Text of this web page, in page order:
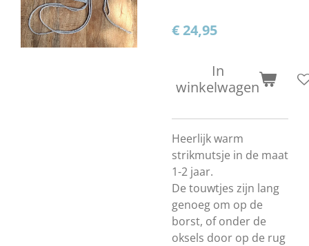
€ 24,95
In
winkelwagen
Heerlijk warm
strikmutsje in de maat
1-2 jaar.
De touwtjes zijn lang
genoeg om op de
borst, of onder de
oksels door op de rug